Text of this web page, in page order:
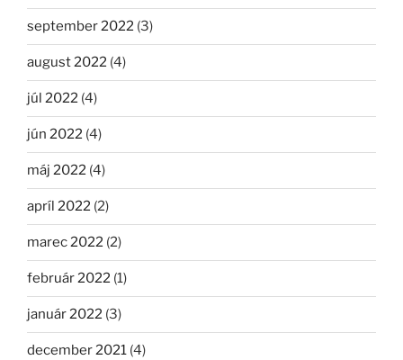
september 2022 (3)
august 2022 (4)
júl 2022 (4)
jún 2022 (4)
máj 2022 (4)
apríl 2022 (2)
marec 2022 (2)
február 2022 (1)
január 2022 (3)
december 2021 (4)